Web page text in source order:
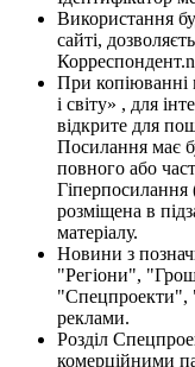
Використання
сайті,
При копіюванні
і світу» , для
відкрите для
Посилання має
повного або
Гіперпосилання
розміщена в
матеріалу.
Новини з
"Регіони",
"Спецпроекти",
реклами.
Розділ
комерційними